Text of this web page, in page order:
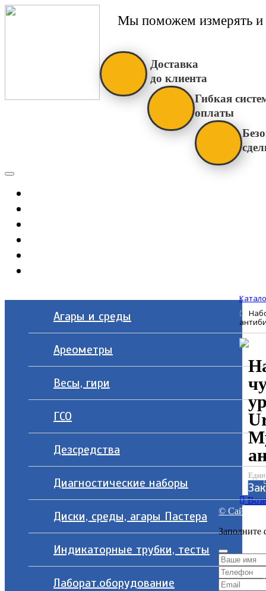
Мы поможем измерять и
Доставка
до клиента
Гибкая
оплаты
Агары и среды
Ареометры
Весы, гири
ГСО
Дезсредства
Диагностические наборы
Диски, среды, агары Пастера
Индикаторные трубки, тесты
Лаборат.оборудование
© Сайт
Заполните